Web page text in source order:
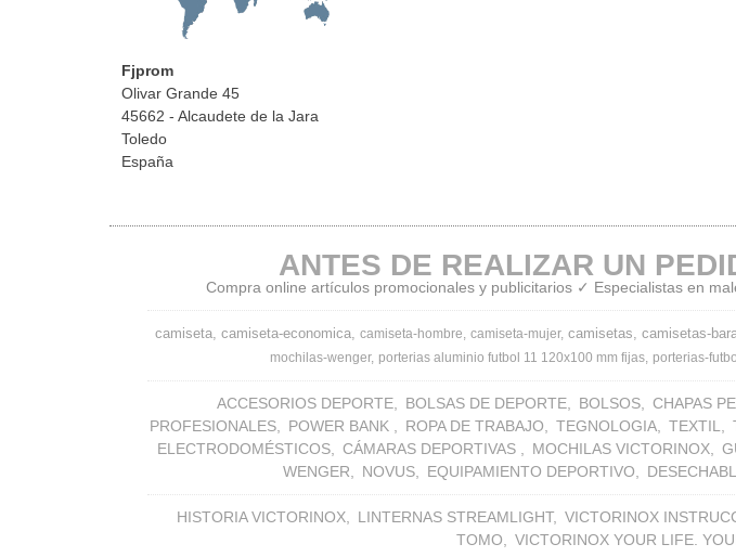
Fjprom
Olivar Grande 45
45662 - Alcaudete de la Jara
Toledo
España
ANTES DE REALIZAR UN
Compra online artículos promocionales y publicitarios ✓ Especialistas en
camiseta camiseta-economica camiseta-hombre camiseta-mujer camisetas camisetas-
mochilas-wenger porterias aluminio futbol 11 120x100 mm fijas porterias-
ACCESORIOS DEPORTE BOLSAS DE DEPORTE BOLSOS CHAPAS
PROFESIONALES
POWER BANK ROPA DE TRABAJO TEGNOLOGIA TEXTIL
ELECTRODOMÉSTICOS
CÁMARAS DEPORTIVAS MOCHILAS VICTORINOX
WENGER
NOVUS EQUIPAMIENTO DEPORTIVO
HISTORIA VICTORINOX LINTERNAS STREAMLIGHT VICTORINOX
TOMO
VICTORINOX YOUR LIFE.